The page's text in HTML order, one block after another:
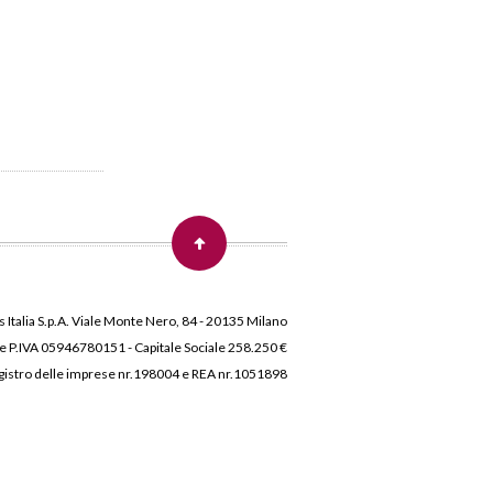
Italia S.p.A. Viale Monte Nero, 84 - 20135 Milano
P.IVA 05946780151 - Capitale Sociale 258.250 €
delle imprese nr.198004 e REA nr.1051898